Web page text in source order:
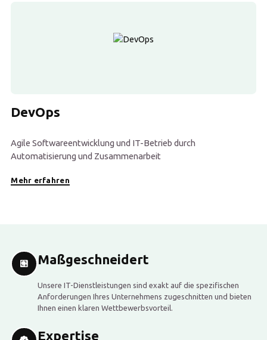
DevOps
Agile Softwareentwicklung und IT-Betrieb durch
Automatisierung und Zusammenarbeit
Mehr erfahren
Maßgeschneidert
Unsere IT-Dienstleistungen sind exakt auf die spezifischen
Anforderungen Ihres Unternehmens zugeschnitten und bieten
Ihnen einen klaren Wettbewerbsvorteil.
Expertise